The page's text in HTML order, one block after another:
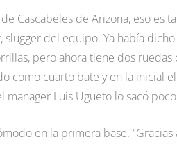
Cascabeles de Arizona, eso es
del equipo. Ya había
pero ahora tiene dos
como cuarto bate y en la inicial
Luis Ugueto lo sacó
en la primera base.